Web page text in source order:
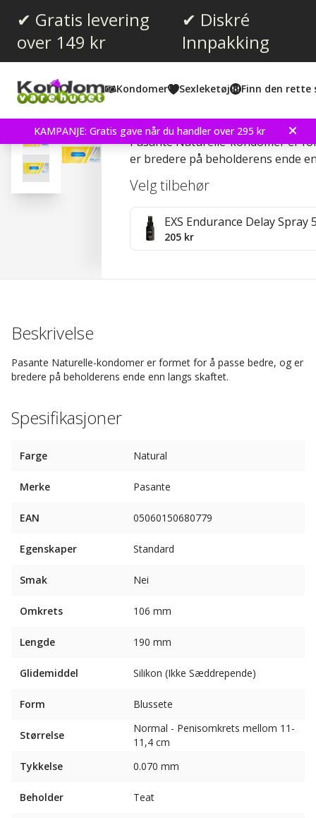
✔ Gratis levering
over 149 kr
✔ Diskré
Innpakking
Kondomer Sexleketøj Finn den rette
KAMPANJE: Gratis gave når du handler over 295 kr
Omtaler (2)
Pasante Naturelle 144
Pasante Naturelle-kondomer er
er bredere på beholderens ende
Velg tilbehør
EXS Endurance Delay Spray
205 kr
Beskrivelse
Pasante Naturelle-kondomer er formet for å passe bedre, og er
bredere på beholderens ende enn langs skaftet.
Spesifikasjoner
Farge Natural
Merke Pasante
EAN 05060150680779
Egenskaper Standard
Smak Nei
Omkrets 106 mm
Lengde 190 mm
Glidemiddel Silikon (Ikke Sæddrepende)
Form Blussete
Størrelse
Normal - Penisomkrets mellom 11-
11,4 cm
Tykkelse
0.070 mm
Beholder Teat